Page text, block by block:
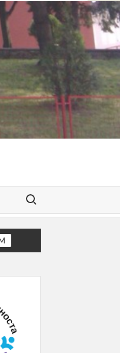
Search for:
слободниот изборен